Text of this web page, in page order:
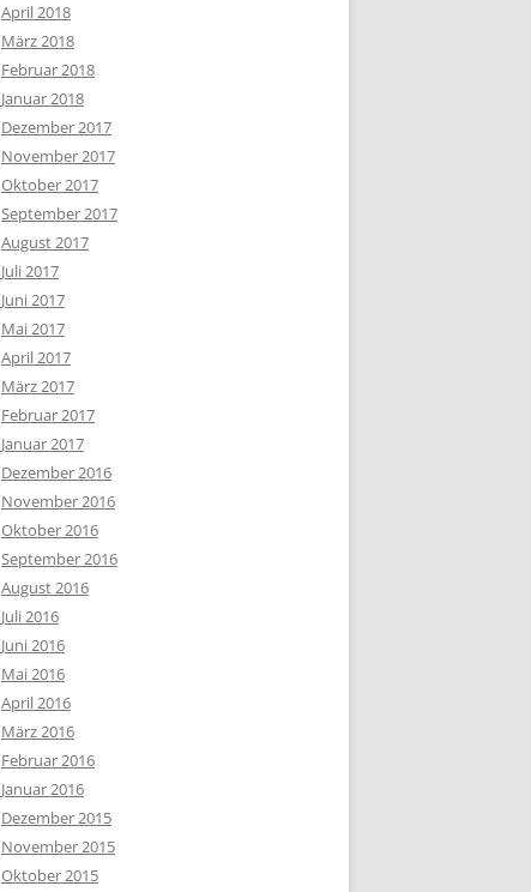
April 2018
März 2018
Februar 2018
Januar 2018
Dezember 2017
November 2017
Oktober 2017
September 2017
August 2017
Juli 2017
Juni 2017
Mai 2017
April 2017
März 2017
Februar 2017
Januar 2017
Dezember 2016
November 2016
Oktober 2016
September 2016
August 2016
Juli 2016
Juni 2016
Mai 2016
April 2016
März 2016
Februar 2016
Januar 2016
Dezember 2015
November 2015
Oktober 2015